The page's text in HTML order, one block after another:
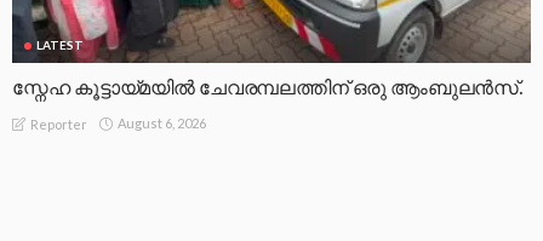
LATEST
സ്നേഹ കൂട്ടായ്മയിൽ ചേവരമ്പലത്തിന് ഒരു ആംബുലൻസ്.
Reporter August 6, 2026